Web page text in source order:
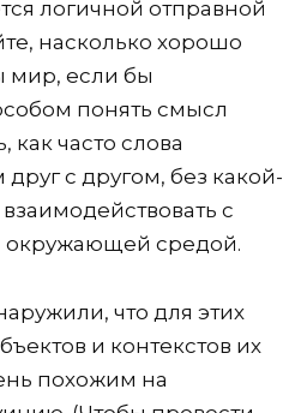
логичной отправной
насколько хорошо
мир, если бы
понять смысл
как часто слова
с другом, без какой-
с
средой.
что для этих
и контекстов их
похожим на